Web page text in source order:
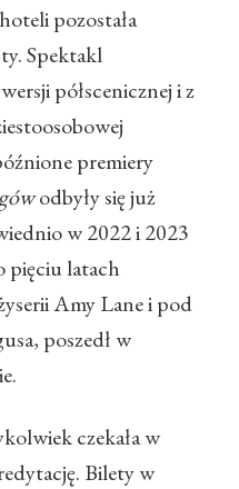
pozostała
Spektakl
półscenicznej i z
premiery
odbyły się już
w 2022 i 2023
pięciu latach
Amy Lane i pod
poszedł w
czekała w
Bilety w